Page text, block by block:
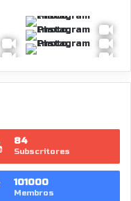
84
Subscritores
101000
Membros